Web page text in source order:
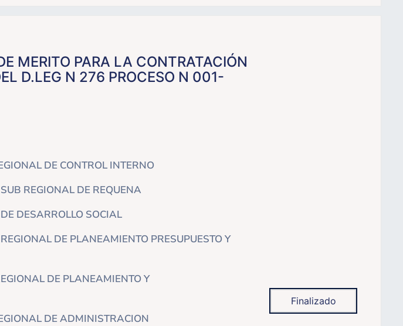
MERITO PARA LA CONTRATACIÓN
D.LEG N 276 PROCESO N 001-
DE CONTROL INTERNO
REGIONAL DE REQUENA
DESARROLLO SOCIAL
DE PLANEAMIENTO PRESUPUESTO Y
DE PLANEAMIENTO Y
DE ADMINISTRACION
Finalizado